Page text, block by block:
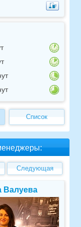
Список
Следующая
Валуева